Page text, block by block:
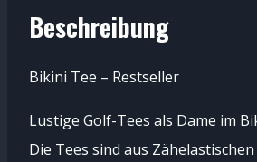
Beschreibung
Bikini Tee – Restseller
Lustige Golf-Tees als Dame im
Die Tees sind aus